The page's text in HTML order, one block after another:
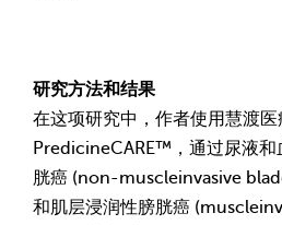
研究方法和结果
在这项研究中，作者使用慧渡医
PredicineCARE™，通过尿液和
胱癌 (non-muscleinvasive
和肌层浸润性膀胱癌